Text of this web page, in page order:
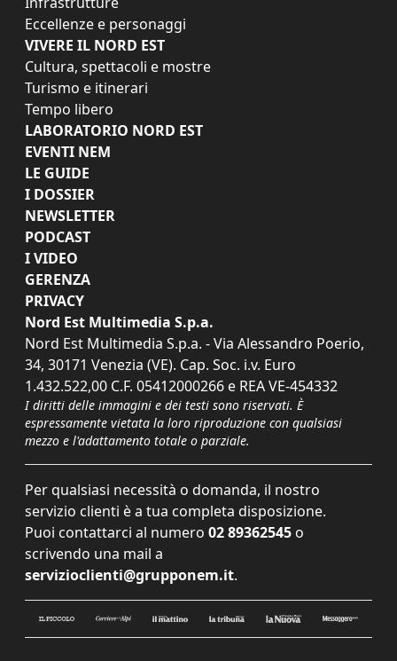
Eccellenze e personaggi
VIVERE IL NORD EST
Cultura, spettacoli e mostre
Turismo e itinerari
Tempo libero
LABORATORIO NORD EST
EVENTI NEM
LE GUIDE
I DOSSIER
NEWSLETTER
PODCAST
I VIDEO
GERENZA
PRIVACY
Nord Est Multimedia S.p.a.
Nord Est Multimedia S.p.a. - Via Alessandro Poerio,
34, 30171 Venezia (VE). Cap. Soc. i.v. Euro
1.432.522,00 C.F. 05412000266 e REA VE-454332
I diritti delle immagini e dei testi sono riservati. È
espressamente vietata la loro riproduzione con qualsiasi
mezzo e l'adattamento totale o parziale.
Per qualsiasi necessità o domanda, il nostro
servizio clienti è a tua completa disposizione.
Puoi contattarci al numero 02 89362545 o
scrivendo una mail a
servizioclienti@grupponem.it.